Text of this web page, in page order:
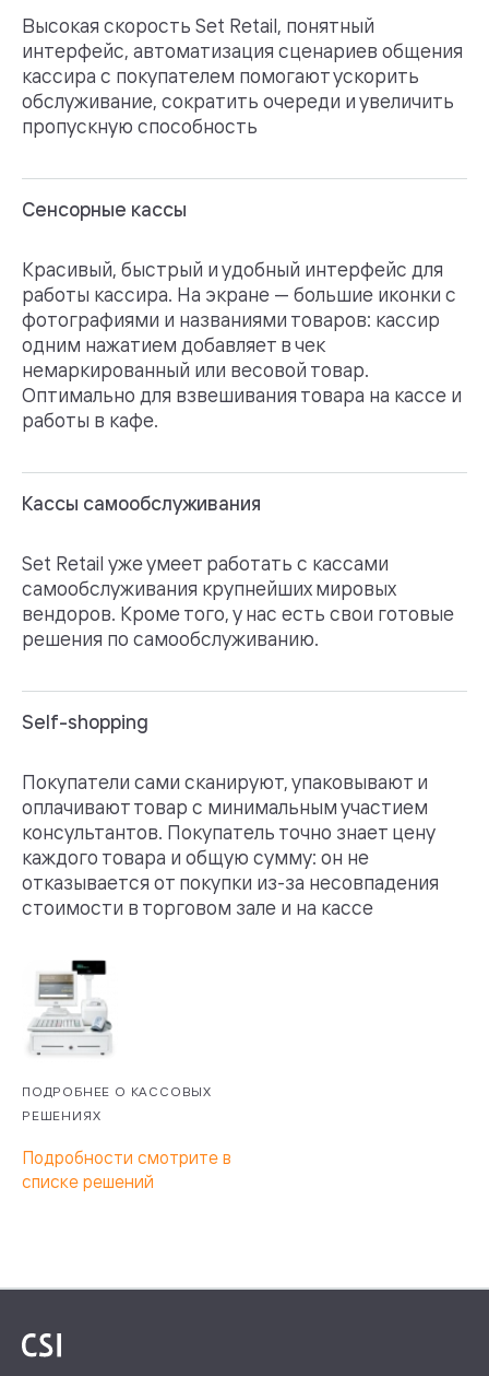
Высокая скорость Set Retail, понятный
интерфейс, автоматизация сценариев общения
кассира с покупателем помогают ускорить
обслуживание, сократить очереди и увеличить
пропускную способность
Сенсорные кассы
Красивый, быстрый и удобный интерфейс для
работы кассира. На экране — большие иконки с
фотографиями и названиями товаров: кассир
одним нажатием добавляет в чек
немаркированный или весовой товар.
Оптимально для взвешивания товара на кассе и
работы в кафе.
Кассы самообслуживания
Set Retail уже умеет работать с кассами
самообслуживания крупнейших мировых
вендоров. Кроме того, у нас есть свои готовые
решения по самообслуживанию.
Self-shopping
Покупатели сами сканируют, упаковывают и
оплачивают товар с минимальным участием
консультантов. Покупатель точно знает цену
каждого товара и общую сумму: он не
отказывается от покупки из-за несовпадения
стоимости в торговом зале и на кассе
ПОДРОБНЕЕ О КАССОВЫХ
РЕШЕНИЯХ
Подробности смотрите в
списке решений